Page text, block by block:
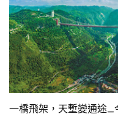
一橋飛架，天塹變通途_